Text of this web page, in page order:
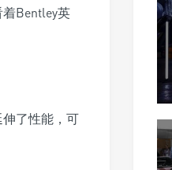
Bentley英
了性能，可